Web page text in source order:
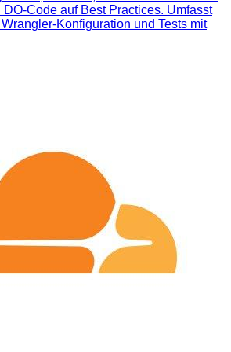
Code auf Best Practices. Umfasst
Konfiguration und Tests mit